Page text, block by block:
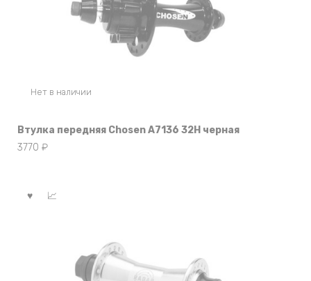
Нет в наличии
Втулка передняя Chosen A7136 32Н черная
3770 ₽